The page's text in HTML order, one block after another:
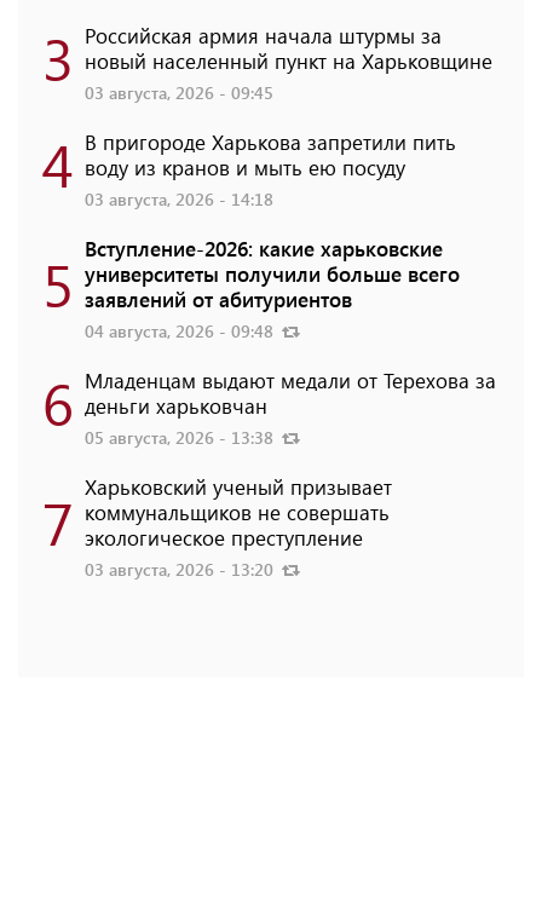
3 Российская армия начала штурмы за
новый населенный пункт на Харьковщине
03 августа, 2026 - 09:45
4 В пригороде Харькова запретили пить
воду из кранов и мыть ею посуду
03 августа, 2026 - 14:18
5 Вступление-2026: какие харьковские
университеты получили больше всего
заявлений от абитуриентов
04 августа, 2026 - 09:48
6 Младенцам выдают медали от Терехова за
деньги харьковчан
05 августа, 2026 - 13:38
7 Харьковский ученый призывает
коммунальщиков не совершать
экологическое преступление
03 августа, 2026 - 13:20